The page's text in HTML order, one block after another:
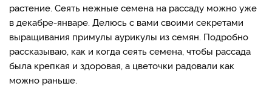
растение. Сеять нежные семена на рассаду можно уже
в декабре-январе. Делюсь с вами своими секретами
выращивания примулы аурикулы из семян. Подробно
рассказываю, как и когда сеять семена, чтобы рассада
была крепкая и здоровая, а цветочки радовали как
можно раньше.